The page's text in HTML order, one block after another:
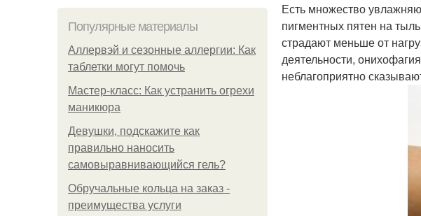
Популярные материалы
Аллервэй и сезонные аллергии: Как
таблетки могут помочь
Мастер-класс: Как устранить огрехи
маникюра
Девушки, подскажите как
правильно наносить
самовыравнивающийся гель?
Обручальные кольца на заказ -
преимущества услуги
Есть множество
пигментных пятен на
страдают меньше от
деятельности,
неблагоприятно